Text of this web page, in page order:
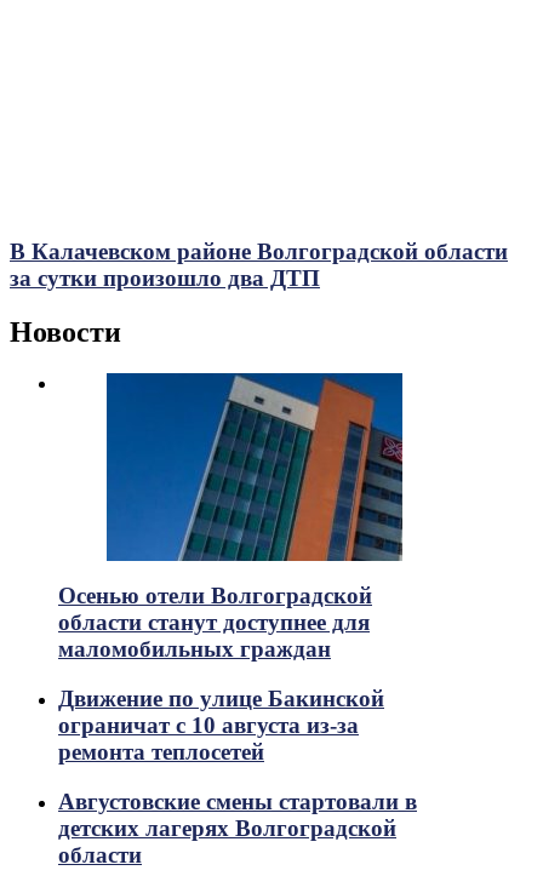
В Калачевском районе Волгоградской области
за сутки произошло два ДТП
Новости
Осенью отели Волгоградской
области станут доступнее для
маломобильных граждан
Движение по улице Бакинской
ограничат с 10 августа из-за
ремонта теплосетей
Августовские смены стартовали в
детских лагерях Волгоградской
области